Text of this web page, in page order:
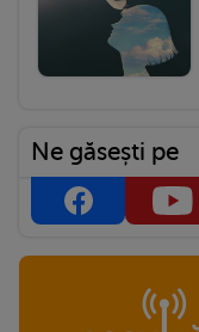
Ne găsești pe